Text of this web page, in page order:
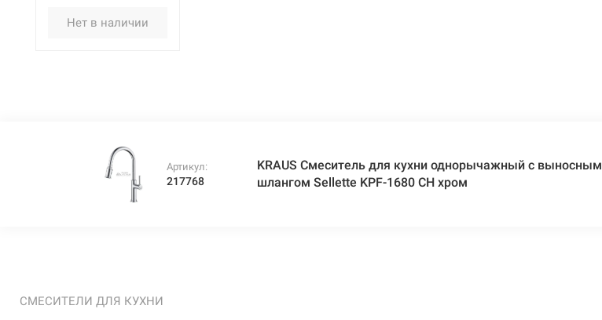
Нет в наличии
Артикул:
217768
KRAUS Смеситель для кухни однорычажный с выносным
шлангом Sellette KPF-1680 CH хром
СМЕСИТЕЛИ ДЛЯ КУХНИ